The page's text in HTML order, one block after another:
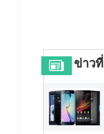
ข่าว